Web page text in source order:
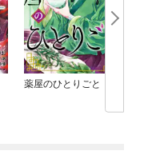
薬屋のひとりごと